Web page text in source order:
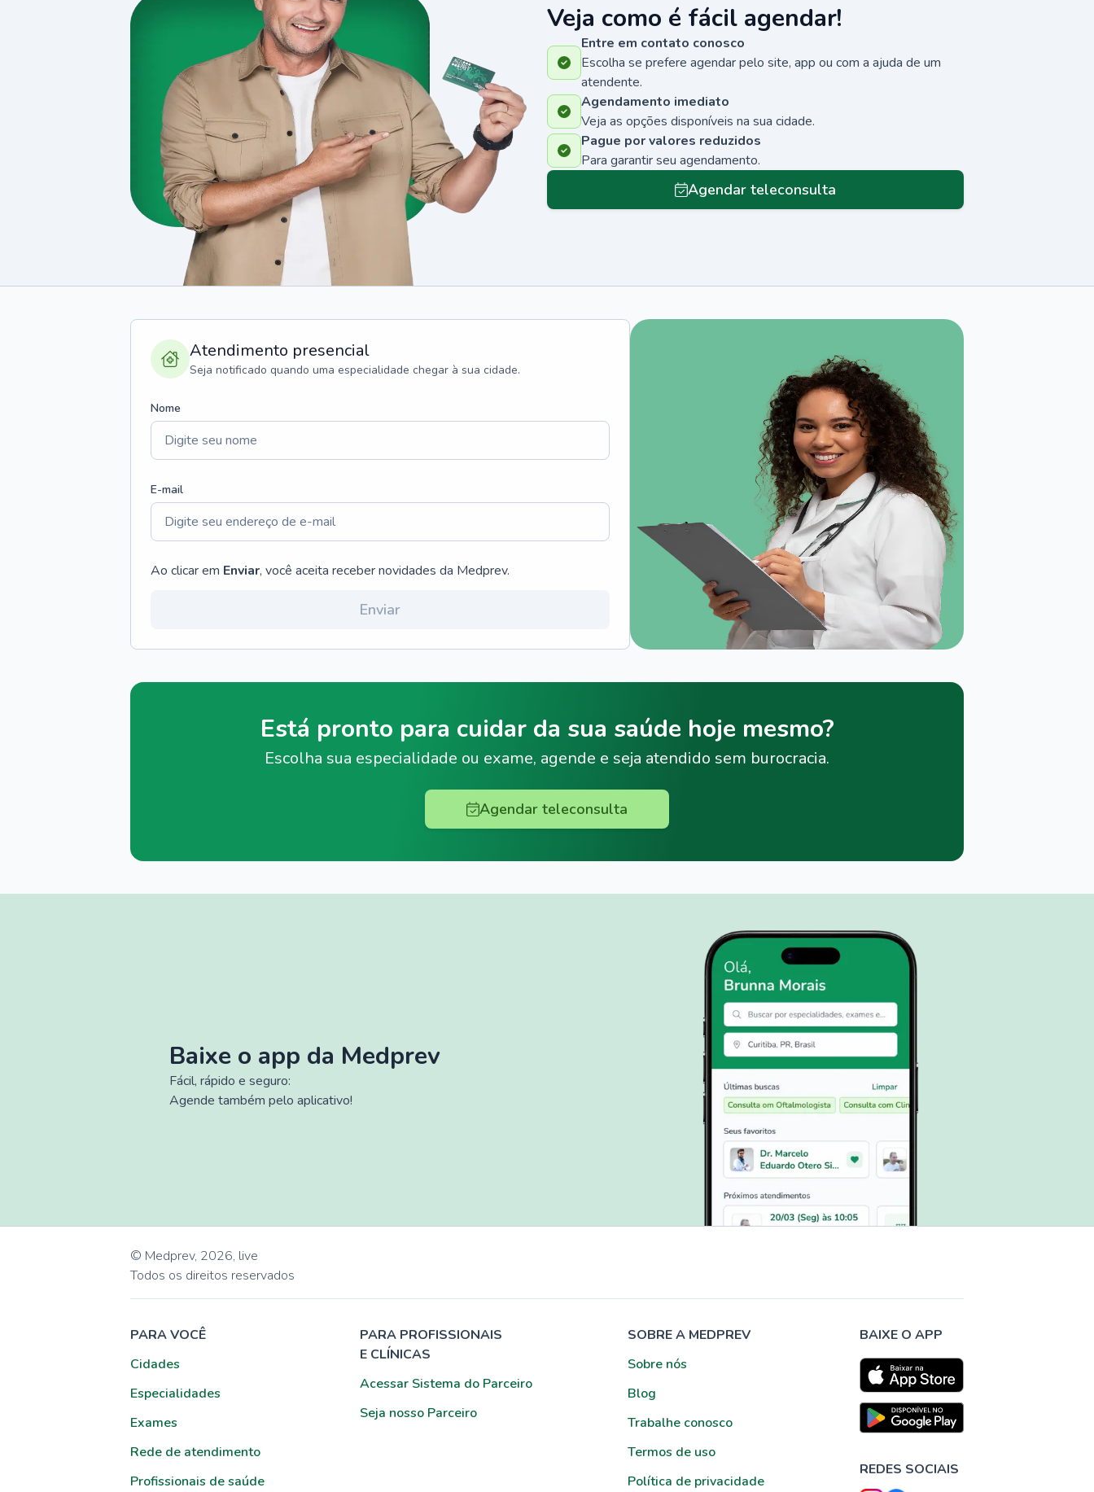
Veja como é fácil agendar!
Entre em contato conosco
Escolha se prefere agendar pelo site, app ou com a ajuda de um
atendente.
Agendamento imediato
Veja as opções disponíveis na sua cidade.
Pague por valores reduzidos
Para garantir seu agendamento.
Agendar teleconsulta
Atendimento presencial
Seja notificado quando uma especialidade chegar à sua cidade.
Nome
E-mail
Ao clicar em Enviar, você aceita receber novidades da Medprev.
Enviar
Está pronto para cuidar da sua saúde hoje mesmo?
Escolha sua especialidade ou exame, agende e seja atendido sem burocracia.
Agendar teleconsulta
Baixe o app da Medprev
Fácil, rápido e seguro:
Agende também pelo aplicativo!
© Medprev, 2026, live
Todos os direitos reservados
PARA VOCÊ
Cidades
Especialidades
Exames
Rede de atendimento
Profissionais de saúde
PARA PROFISSIONAIS
E CLÍNICAS
Acessar Sistema do Parceiro
Seja nosso Parceiro
SOBRE A MEDPREV
Sobre nós
Blog
Trabalhe conosco
Termos de uso
Política de privacidade
BAIXE O APP
REDES SOCIAIS